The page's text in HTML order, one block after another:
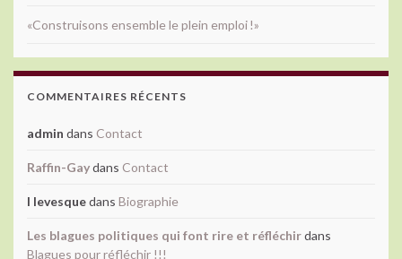
«Construisons ensemble le plein emploi !»
COMMENTAIRES RÉCENTS
admin dans Contact
Raffin-Gaydans Contact
l levesquedans Biographie
Les blagues politiques qui font rire et réfléchirdans
Blagues pour réfléchir !!!